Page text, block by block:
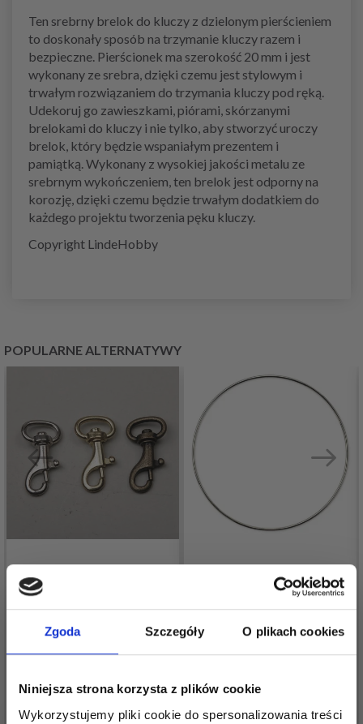
Zgoda Szczegóły O plikach cookies
Niniejsza strona korzysta z plików cookie
Wykorzystujemy pliki cookie do spersonalizowania treści
Ten srebrny brelok do kluczy z dzielonym pierścieniem
to doskonały sposób na trzymanie kluczy razem i
bezpieczne. Pierścionek ma szerokość 20 mm i jest
wykonany ze srebra, dzięki czemu jest stylowym i
trwałym rozwiązaniem do trzymania kluczy pod ręką.
Udekoruj go zawieszkami, piórami, skórzanymi
brelokami do kluczy i nie tylko, aby stworzyć uroczy
brelok, który będzie wspaniałym prezentem i
pamiątką. Wykonany z wysokiej jakości metalu ze
srebrnym wykończeniem, ten brelok jest odporny na
korozję, dzięki czemu będzie trwałym dodatkiem do
każdego projektu tworzenia pęku kluczy.
Copyright LindeHobby
POPULARNE ALTERNATYWY
KARABIŃCZYK
12X38MM SREBRNY
13,55 zł
Dodaj do koszyka
HOBBYARTS
METALOWY
PIERŚCIEŃ, SREBRNY,
7–30 CM, 1 SZT.
Cena od7,15 zł
Zobacz wszystkie opcje